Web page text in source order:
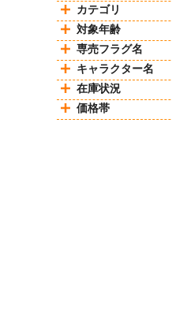
カテゴリ
対象年齢
専売フラグ名
キャラクター名
在庫状況
価格帯